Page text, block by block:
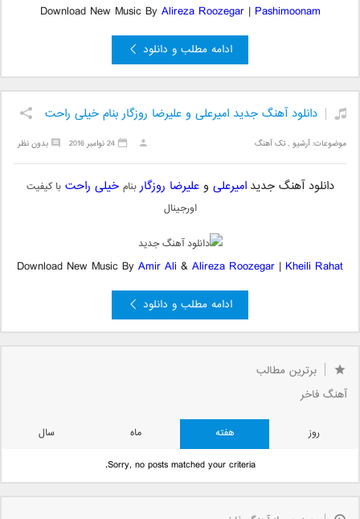
Download New Music By Alireza Roozegar| Pashimoonam
ادامه مطلب و دانلود
دانلود آهنگ جدید امیرعلی و علیرضا روزگار بنام خیلی راحت
موضوعات:آرشیو ,تک آهنگ بدون نظر 24 نوامبر 2016
دانلود آهنگ جدید امیرعلی وعلیرضا روزگاربنام خیلی راحت با کیفیت
اورجینال
Download New Music By Amir Ali & Alireza Roozegar | Kheili Rahat
ادامه مطلب و دانلود
برترین مطالب
آهنگ فاخر
روز هفته ماه
سال
Sorry, no posts matched your criteria.